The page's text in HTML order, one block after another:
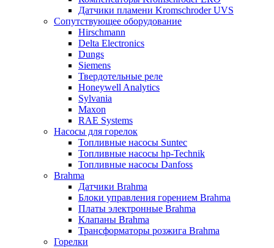
Датчики пламени Kromschroder UVS
Сопутствующее оборудование
Hirschmann
Delta Electronics
Dungs
Siemens
Твердотельные реле
Honeywell Analytics
Sylvania
Maxon
RAE Systems
Насосы для горелок
Топливные насосы Suntec
Топливные насосы hp-Technik
Топливные насосы Danfoss
Brahma
Датчики Brahma
Блоки управления горением Brahma
Платы электронные Brahma
Клапаны Brahma
Трансформаторы розжига Brahma
Горелки